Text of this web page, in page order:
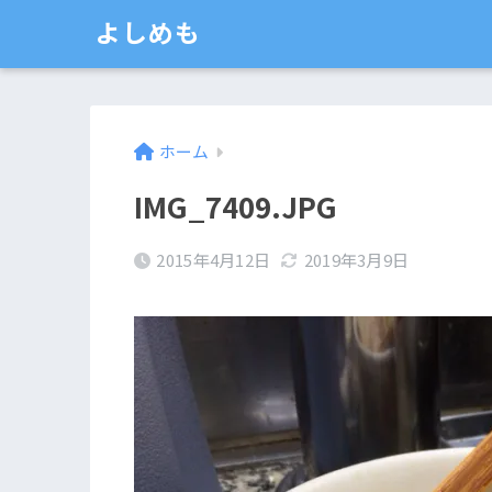
よしめも
ホーム
IMG_7409.JPG
2015年4月12日 2019年3月9日